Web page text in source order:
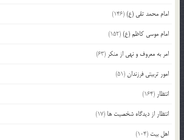
امام محمد تقی (ع)(146)
امام موسی کاظم (ع)(152)
امر به معروف و نهی از منکر (63)
امور تربیتی فرزندان(51)
انتظار (164)
انتظار از دیدگاه شخصیت ها (17)
اهل بیت (104)